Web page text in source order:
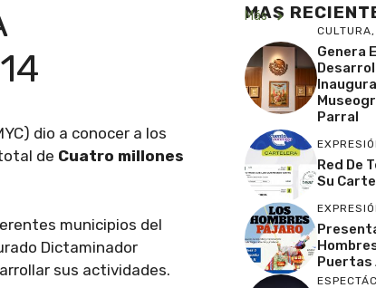
dio a conocer a los
de Cuatro millones
municipios del
Dictaminador
sus actividades.
MAS
Más
CULTURA,
Genera
Parral
Red De
Su
Puertas